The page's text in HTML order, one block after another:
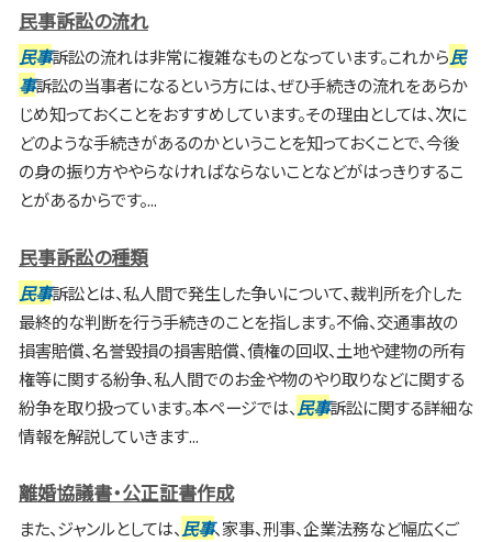
民事訴訟の流れ
民事訴訟の流れは非常に複雑なものとなっています。これから民
事訴訟の当事者になるという方には、ぜひ手続きの流れをあらか
じめ知っておくことをおすすめしています。その理由としては、次に
どのような手続きがあるのかということを知っておくことで、今後
の身の振り方ややらなければならないことなどがはっきりするこ
とがあるからです。...
民事訴訟の種類
民事訴訟とは、私人間で発生した争いについて、裁判所を介した
最終的な判断を行う手続きのことを指します。不倫、交通事故の
損害賠償、名誉毀損の損害賠償、債権の回収、土地や建物の所有
権等に関する紛争、私人間でのお金や物のやり取りなどに関する
紛争を取り扱っています。本ページでは、 民事訴訟に関する詳細な
情報を解説していきます...
離婚協議書・公正証書作成
また、ジャンルとしては、民事、家事、刑事、企業法務など幅広くご